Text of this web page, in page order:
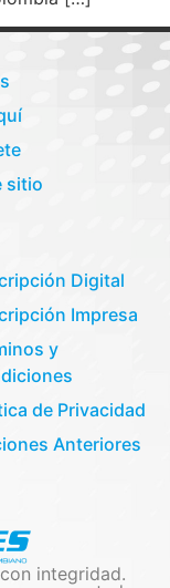
sitio
Digital
Impresa
y
de Privacidad
Anteriores
integridad.